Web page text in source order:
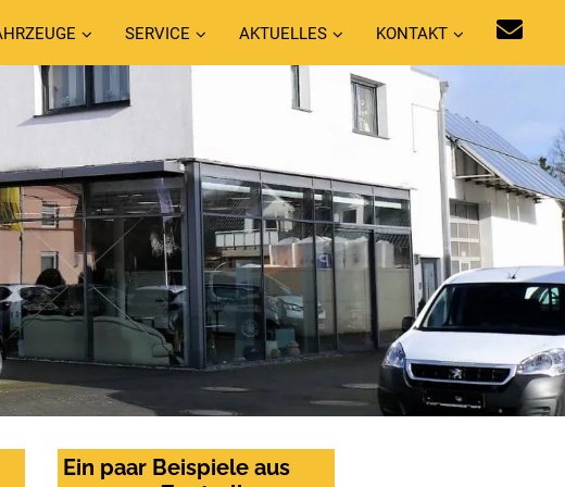
SERVICE AKTUELLES KONTAKT
Ein paar Beispiele aus